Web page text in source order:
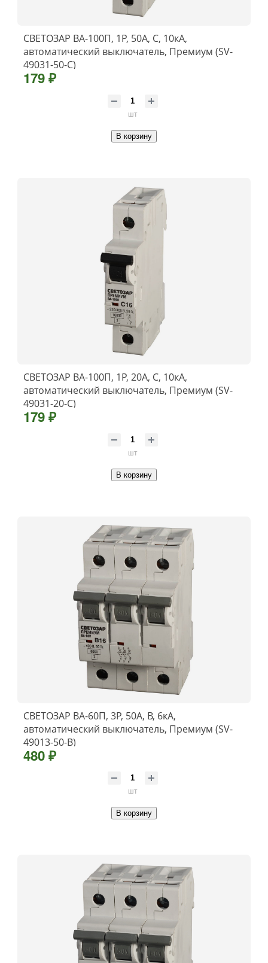
СВЕТОЗАР ВА-100П, 1P, 50А, C, 10кА,
автоматический выключатель, Премиум (SV-
49031-50-C)
179 ₽
шт
В корзину
СВЕТОЗАР ВА-100П, 1P, 20А, C, 10кА,
автоматический выключатель, Премиум (SV-
49031-20-C)
179 ₽
шт
В корзину
СВЕТОЗАР ВА-60П, 3P, 50А, B, 6кА,
автоматический выключатель, Премиум (SV-
49013-50-B)
480 ₽
шт
В корзину